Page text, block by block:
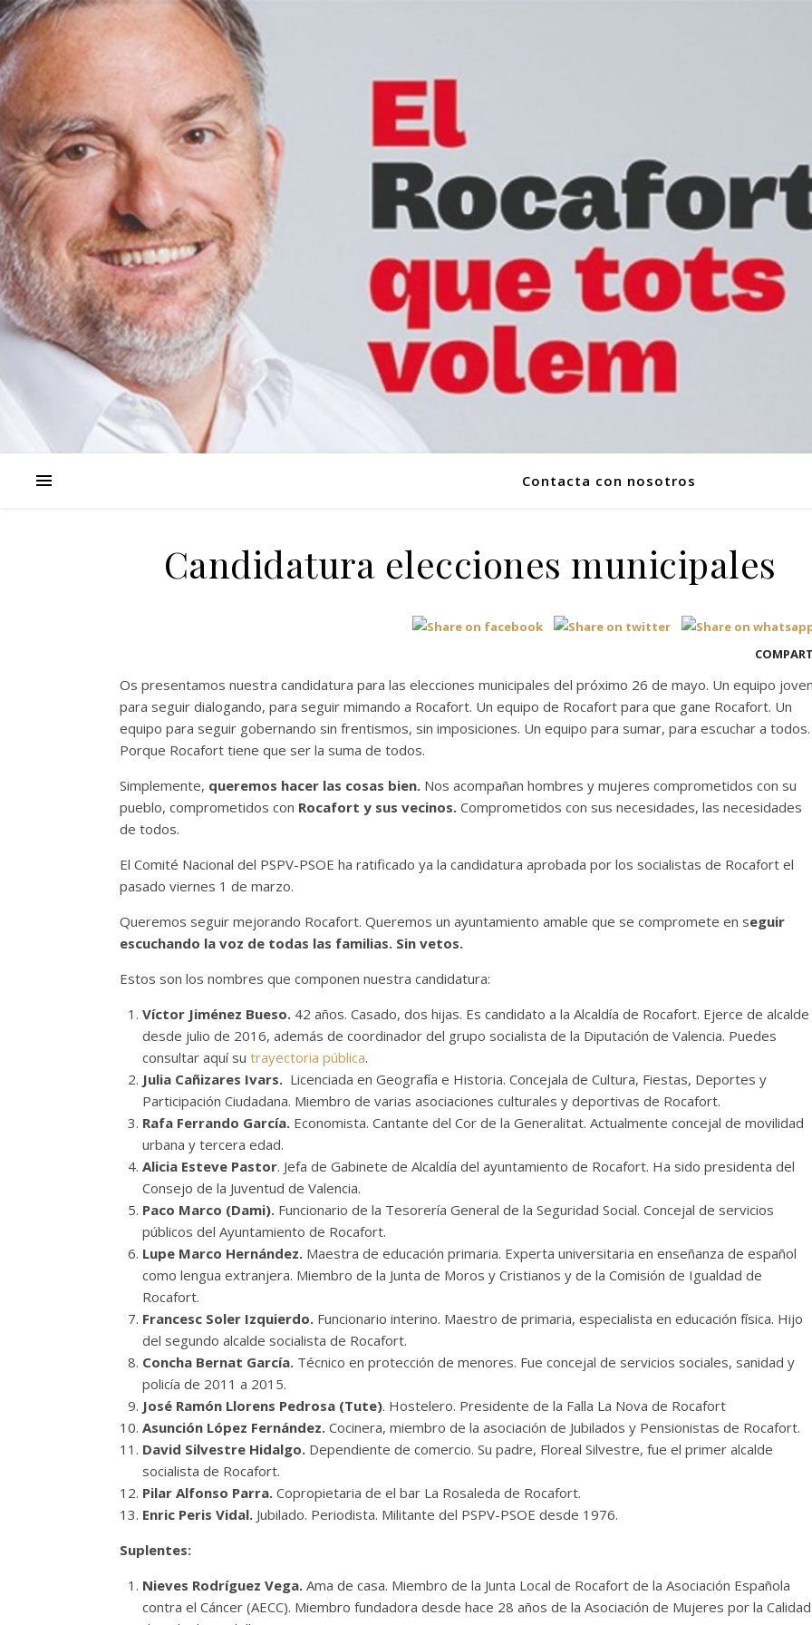
Contacta con nosotros
Candidatura elecciones municipales
Os presentamos nuestra candidatura para las elecciones municipales del próximo 26 de mayo. Un equipo
para seguir dialogando, para seguir mimando a Rocafort. Un equipo de Rocafort para que gane Rocafort. Un
equipo para seguir gobernando sin frentismos, sin imposiciones. Un equipo para sumar, para escuchar a todos.
Porque Rocafort tiene que ser la suma de todos.
Simplemente, queremos hacer las cosas bien. Nos acompañan hombres y mujeres comprometidos con su
pueblo, comprometidos con Rocafort y sus vecinos. Comprometidos con sus necesidades, las necesidades
de todos.
El Comité Nacional del PSPV-PSOE ha ratificado ya la candidatura aprobada por los socialistas de Rocafort el
pasado viernes 1 de marzo.
Queremos seguir mejorando Rocafort. Queremos un ayuntamiento amable que se compromete en seguir
escuchando la voz de todas las familias. Sin vetos.
Estos son los nombres que componen nuestra candidatura:
Víctor Jiménez Bueso. 42 años. Casado, dos hijas. Es candidato a la Alcaldía de Rocafort. Ejerce de alcalde
desde julio de 2016, además de coordinador del grupo socialista de la Diputación de Valencia. Puedes
consultar aquí su trayectoria pública.
Julia Cañizares Ivars. Licenciada en Geografía e Historia. Concejala de Cultura, Fiestas, Deportes y
Participación Ciudadana. Miembro de varias asociaciones culturales y deportivas de Rocafort.
Rafa Ferrando García. Economista. Cantante del Cor de la Generalitat. Actualmente concejal de movilidad
urbana y tercera edad.
Alicia Esteve Pastor. Jefa de Gabinete de Alcaldía del ayuntamiento de Rocafort. Ha sido presidenta del
Consejo de la Juventud de Valencia.
Paco Marco (Dami). Funcionario de la Tesorería General de la Seguridad Social. Concejal de servicios
públicos del Ayuntamiento de Rocafort.
Lupe Marco Hernández. Maestra de educación primaria. Experta universitaria en enseñanza de español
como lengua extranjera. Miembro de la Junta de Moros y Cristianos y de la Comisión de Igualdad de
Rocafort.
Francesc Soler Izquierdo. Funcionario interino. Maestro de primaria, especialista en educación física. Hijo
del segundo alcalde socialista de Rocafort.
Concha Bernat García. Técnico en protección de menores. Fue concejal de servicios sociales, sanidad y
policía de 2011 a 2015.
José Ramón Llorens Pedrosa (Tute). Hostelero. Presidente de la Falla La Nova de Rocafort
Asunción López Fernández. Cocinera, miembro de la asociación de Jubilados y Pensionistas de Rocafort.
David Silvestre Hidalgo. Dependiente de comercio. Su padre, Floreal Silvestre, fue el primer alcalde
socialista de Rocafort.
Pilar Alfonso Parra. Copropietaria de el bar La Rosaleda de Rocafort.
Enric Peris Vidal. Jubilado. Periodista. Militante del PSPV-PSOE desde 1976.
Suplentes:
Nieves Rodríguez Vega. Ama de casa. Miembro de la Junta Local de Rocafort de la Asociación Española
contra el Cáncer (AECC). Miembro fundadora desde hace 28 años de la Asociación de Mujeres por la Calidad